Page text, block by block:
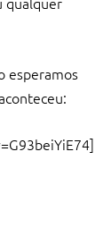
esperamos